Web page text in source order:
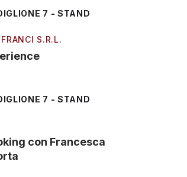
7 - STAND
S.R.L.
7 - STAND
con Francesca